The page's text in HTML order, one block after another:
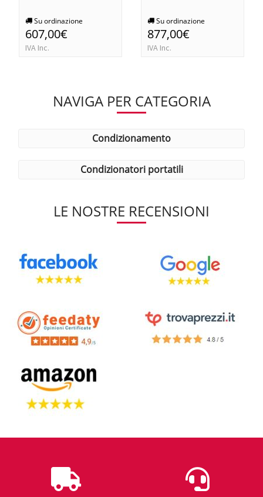
Su ordinazione
607,00€
IVA Inc.
Su ordinazione
877,00€
IVA Inc.
NAVIGA PER CATEGORIA
condizionamento
condizionatori portatili
LE NOSTRE RECENSIONI